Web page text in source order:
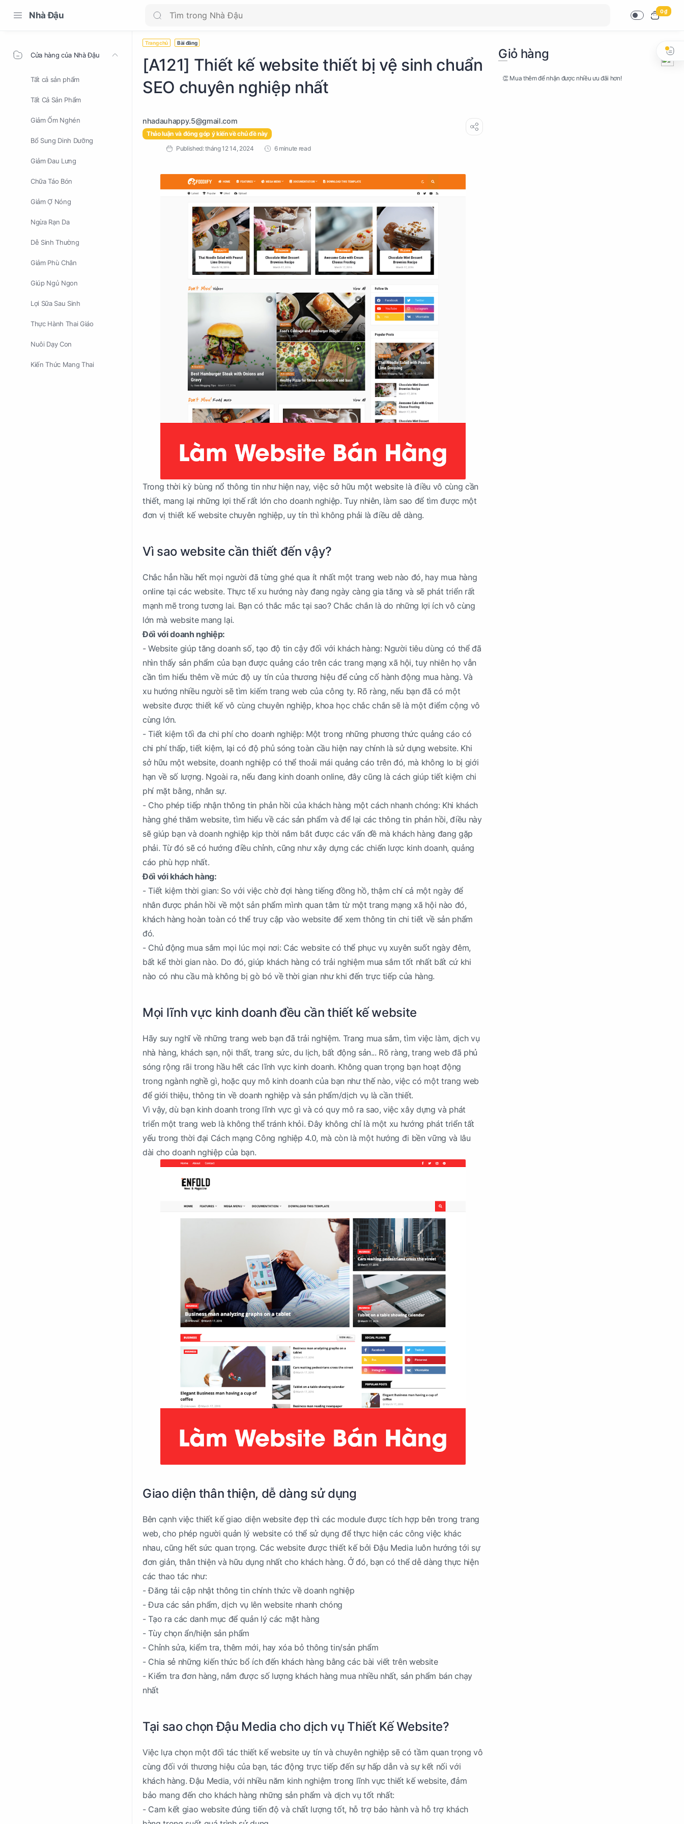
Nhà Đậu 0 ₫
Cửa hàng của Nhà Đậu
Tất cả sản phẩm
Tất Cả Sản Phẩm
Giảm Ốm Nghén
Bổ Sung Dinh Dưỡng
Giảm Đau Lưng
Chữa Táo Bón
Giảm Ợ Nóng
Ngừa Rạn Da
Dễ Sinh Thường
Giảm Phù Chân
Giúp Ngủ Ngon
Lợi Sữa Sau Sinh
Thực Hành Thai Giáo
Nuôi Dạy Con
Kiến Thức Mang Thai
Trang chủ Bài đăng
[A121] Thiết kế website thiết bị vệ sinh chuẩn
SEO chuyên nghiệp nhất
Thảo luận và đóng góp ý kiến về chủ đề này
6 minute read
Trong thời kỳ bùng nổ thông tin như hiện nay, việc sở hữu một website là điều vô cùng cần
thiết, mang lại những lợi thế rất lớn cho doanh nghiệp. Tuy nhiên, làm sao để tìm được một
đơn vị thiết kế website chuyên nghiệp, uy tín thì không phải là điều dễ dàng.
Vì sao website cần thiết đến vậy?
Chắc hẳn hầu hết mọi người đã từng ghé qua ít nhất một trang web nào đó, hay mua hàng
online tại các website. Thực tế xu hướng này đang ngày càng gia tăng và sẽ phát triển rất
mạnh mẽ trong tương lai. Bạn có thắc mắc tại sao? Chắc chắn là do những lợi ích vô cùng
lớn mà website mang lại.
Đối với doanh nghiệp:
- Website giúp tăng doanh số, tạo độ tin cậy đối với khách hàng: Người tiêu dùng có thể đã
nhìn thấy sản phẩm của bạn được quảng cáo trên các trang mạng xã hội, tuy nhiên họ vẫn
cần tìm hiểu thêm về mức độ uy tín của thương hiệu để củng cố hành động mua hàng. Và
xu hướng nhiều người sẽ tìm kiếm trang web của công ty. Rõ ràng, nếu bạn đã có một
website được thiết kế vô cùng chuyên nghiệp, khoa học chắc chắn sẽ là một điểm cộng vô
cùng lớn.
- Tiết kiệm tối đa chi phí cho doanh nghiệp: Một trong những phương thức quảng cáo có
chi phí thấp, tiết kiệm, lại có độ phủ sóng toàn cầu hiện nay chính là sử dụng website. Khi
sở hữu một website, doanh nghiệp có thể thoải mái quảng cáo trên đó, mà không lo bị giới
hạn về số lượng. Ngoài ra, nếu đang kinh doanh online, đây cũng là cách giúp tiết kiệm chi
phí mặt bằng, nhân sự.
- Cho phép tiếp nhận thông tin phản hồi của khách hàng một cách nhanh chóng: Khi khách
hàng ghé thăm website, tìm hiểu về các sản phẩm và để lại các thông tin phản hồi, điều này
sẽ giúp bạn và doanh nghiệp kịp thời nắm bắt được các vấn đề mà khách hàng đang gặp
phải. Từ đó sẽ có hướng điều chỉnh, cũng như xây dựng các chiến lược kinh doanh, quảng
cáo phù hợp nhất.
Đối với khách hàng:
- Tiết kiệm thời gian: So với việc chờ đợi hàng tiếng đồng hồ, thậm chí cả một ngày để
nhân được phản hồi về một sản phẩm mình quan tâm từ một trang mạng xã hội nào đó,
khách hàng hoàn toàn có thể truy cập vào website để xem thông tin chi tiết về sản phẩm
đó.
- Chủ động mua sắm mọi lúc mọi nơi: Các website có thể phục vụ xuyên suốt ngày đêm,
bất kể thời gian nào. Do đó, giúp khách hàng có trải nghiệm mua sắm tốt nhất bất cứ khi
nào có nhu cầu mà không bị gò bó về thời gian như khi đến trực tiếp của hàng.
Mọi lĩnh vực kinh doanh đều cần thiết kế website
Hãy suy nghĩ về những trang web bạn đã trải nghiệm. Trang mua sắm, tìm việc làm, dịch vụ
nhà hàng, khách sạn, nội thất, trang sức, du lịch, bất động sản... Rõ ràng, trang web đã phủ
sóng rộng rãi trong hầu hết các lĩnh vực kinh doanh. Không quan trọng bạn hoạt động
trong ngành nghề gì, hoặc quy mô kinh doanh của bạn như thế nào, việc có một trang web
để giới thiệu, thông tin về doanh nghiệp và sản phẩm/dịch vụ là cần thiết.
Vì vậy, dù bạn kinh doanh trong lĩnh vực gì và có quy mô ra sao, việc xây dựng và phát
triển một trang web là không thể tránh khỏi. Đây không chỉ là một xu hướng phát triển tất
yếu trong thời đại Cách mạng Công nghiệp 4.0, mà còn là một hướng đi bền vững và lâu
dài cho doanh nghiệp của bạn.
Giao diện thân thiện, dễ dàng sử dụng
Bên cạnh việc thiết kế giao diện website đẹp thì các module được tích hợp bên trong trang
web, cho phép người quản lý website có thể sử dụng để thực hiện các công việc khác
nhau, cũng hết sức quan trọng. Các website được thiết kế bởi Đậu Media luôn hướng tới sự
đơn giản, thân thiện và hữu dụng nhất cho khách hàng. Ở đó, bạn có thể dễ dàng thực hiện
các thao tác như:
- Đăng tải cập nhật thông tin chính thức về doanh nghiệp
- Đưa các sản phẩm, dịch vụ lên website nhanh chóng
- Tạo ra các danh mục để quản lý các mặt hàng
- Tùy chọn ẩn/hiện sản phẩm
- Chỉnh sửa, kiểm tra, thêm mới, hay xóa bỏ thông tin/sản phẩm
- Chia sẻ những kiến thức bổ ích đến khách hàng bằng các bài viết trên website
- Kiểm tra đơn hàng, nắm được số lượng khách hàng mua nhiều nhất, sản phẩm bán chạy
nhất
Tại sao chọn Đậu Media cho dịch vụ Thiết Kế Website?
Việc lựa chọn một đối tác thiết kế website uy tín và chuyên nghiệp sẽ có tầm quan trọng vô
cùng đối với thương hiệu của bạn, tác động trực tiếp đến sự hấp dẫn và sự kết nối với
khách hàng. Đậu Media, với nhiều năm kinh nghiệm trong lĩnh vực thiết kế website, đảm
bảo mang đến cho khách hàng những sản phẩm và dịch vụ tốt nhất:
- Cam kết giao website đúng tiến độ và chất lượng tốt, hỗ trợ bảo hành và hỗ trợ khách
Giỏ hàng
👏 Mua thêm để nhận được nhiều ưu đãi hơn!